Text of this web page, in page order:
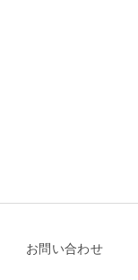
お問い合わせ